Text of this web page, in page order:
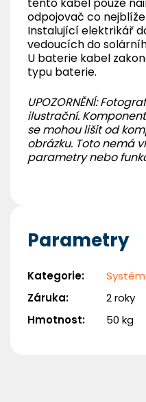
odpojovač co
Instalující elektrikář
vedoucích do
U baterie kabel
typu baterie.
UPOZORNĚNÍ:
ilustrační.
se mohou lišit od
obrázku. Toto nemá
parametry nebo
Parametry
Kategorie:
Záruka:
2 roky
Hmotnost: 50 kg